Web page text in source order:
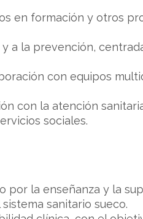
en formación y otros
a la prevención,
con equipos
con la atención
sociales.
por la enseñanza y la
sanitario sueco.